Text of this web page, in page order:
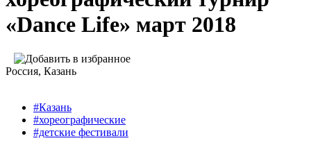
«Dance Life» март 2018
Россия, Казань
#Казань
#хореографические
#детские фестивали